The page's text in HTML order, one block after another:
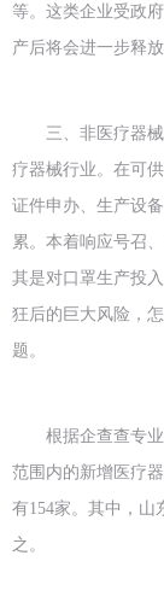
等。这类企业受政
产后将会进一步释
三、非医疗器
疗器械行业。在可
证件申办、生产设
累。本着响应号召
其是对口罩生产投
狂后的巨大风险，
题。
根据企查查专
范围内的新增医疗
有154家。其中，山
之。